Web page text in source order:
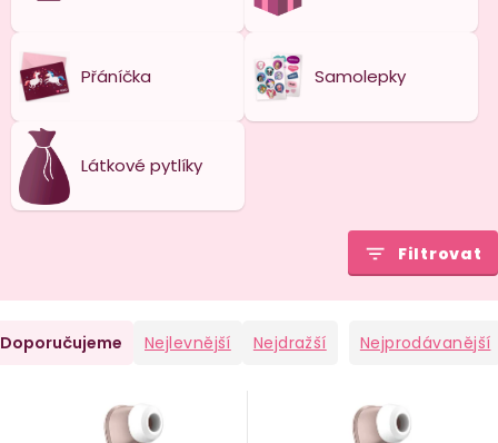
Přáníčka Samolepky
Látkové pytlíky
Filtrovat
Doporučujeme Nejlevnější Nejdražší Nejprodávanější